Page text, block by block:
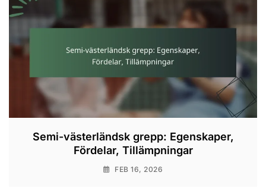
Semi-västerländsk grepp: Egenskaper,
Fördelar, Tillämpningar
FEB 16, 2026